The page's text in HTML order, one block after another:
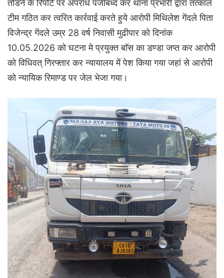
तोडने के रिपोर्ट पर अपराध पंजीबध्द कर थाना प्रभारी द्वारा तत्काल
टीम गठित कर त्वरित कार्रवाई करते हुये आरोपी मिथिलेश गेंदले पिता
विजेन्द्र गेंदले उम्र 28 वर्ष निवासी मुढीपार को दिनांक
10.05.2026 को घटना मे प्रयुक्त बाॅस का डण्डा जप्त कर आरोपी
को विधिवत् गिरफ्तार कर न्यायालय में पेश किया गया जहां से आरोपी
को न्यायिक रिमाण्ड पर जेल भेजा गया।